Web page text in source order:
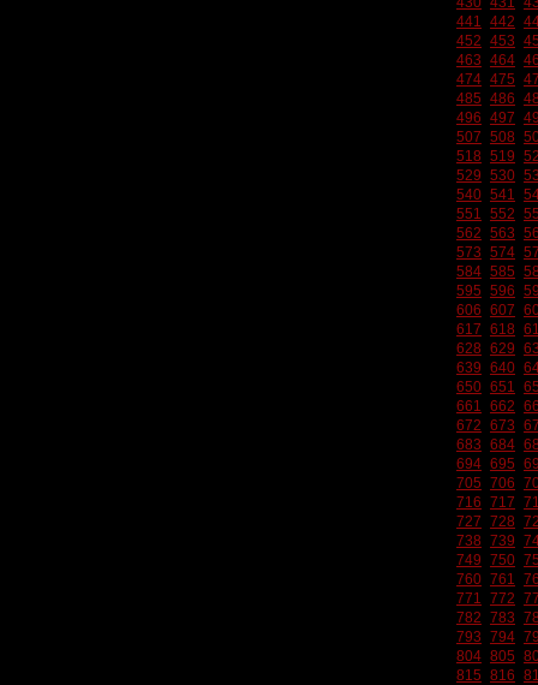
441 442
452 453
463 464
474 475
485 486
496 497
507 508
518 519
529 530
540 541
551 552
562 563
573 574
584 585
595 596
606 607
617 618
628 629
639 640
650 651
661 662
672 673
683 684
694 695
705 706
716 717
727 728
738 739
749 750
760 761
771 772
782 783
793 794
804 805
815 816